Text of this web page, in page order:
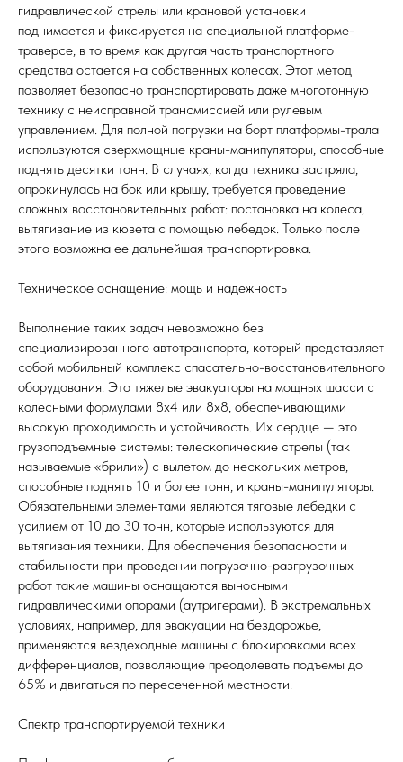
гидравлической стрелы или крановой установки
поднимается и фиксируется на специальной платформе-
траверсе, в то время как другая часть транспортного
средства остается на собственных колесах. Этот метод
позволяет безопасно транспортировать даже многотонную
технику с неисправной трансмиссией или рулевым
управлением. Для полной погрузки на борт платформы-трала
используются сверхмощные краны-манипуляторы, способные
поднять десятки тонн. В случаях, когда техника застряла,
опрокинулась на бок или крышу, требуется проведение
сложных восстановительных работ: постановка на колеса,
вытягивание из кювета с помощью лебедок. Только после
этого возможна ее дальнейшая транспортировка.
Техническое оснащение: мощь и надежность
Выполнение таких задач невозможно без
специализированного автотранспорта, который представляет
собой мобильный комплекс спасательно-восстановительного
оборудования. Это тяжелые эвакуаторы на мощных шасси с
колесными формулами 8х4 или 8х8, обеспечивающими
высокую проходимость и устойчивость. Их сердце — это
грузоподъемные системы: телескопические стрелы (так
называемые «брили») с вылетом до нескольких метров,
способные поднять 10 и более тонн, и краны-манипуляторы.
Обязательными элементами являются тяговые лебедки с
усилием от 10 до 30 тонн, которые используются для
вытягивания техники. Для обеспечения безопасности и
стабильности при проведении погрузочно-разгрузочных
работ такие машины оснащаются выносными
гидравлическими опорами (аутригерами). В экстремальных
условиях, например, для эвакуации на бездорожье,
применяются вездеходные машины с блокировками всех
дифференциалов, позволяющие преодолевать подъемы до
65% и двигаться по пересеченной местности.
Спектр транспортируемой техники